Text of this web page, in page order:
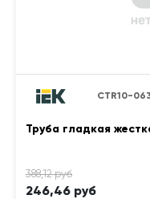
CTR10-
Труба гладкая
246,46 руб